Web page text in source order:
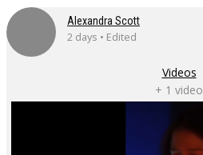
Alexandra Scott
2 days • Edited
Videos
+ 1 video